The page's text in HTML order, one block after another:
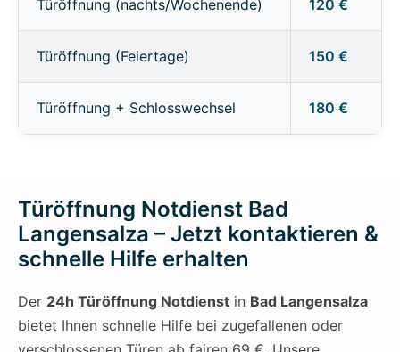
Türöffnung (nachts/Wochenende) 120 €
Türöffnung (Feiertage) 150 €
Türöffnung + Schlosswechsel 180 €
Türöffnung Notdienst Bad
Langensalza – Jetzt kontaktieren &
schnelle Hilfe erhalten
Der 24h Türöffnung Notdienst in Bad Langensalza
bietet Ihnen schnelle Hilfe bei zugefallenen oder